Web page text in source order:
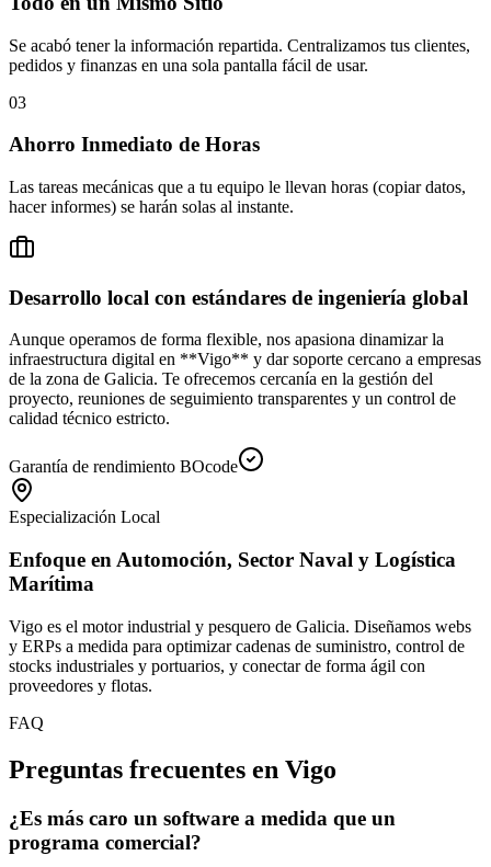
Se acabó tener la información repartida. Centralizamos tus clientes,
pedidos y finanzas en una sola pantalla fácil de usar.
03
Ahorro Inmediato de Horas
Las tareas mecánicas que a tu equipo le llevan horas (copiar datos,
hacer informes) se harán solas al instante.
Desarrollo local con estándares de ingeniería global
Aunque operamos de forma flexible, nos apasiona dinamizar la
infraestructura digital en **Vigo** y dar soporte cercano a empresas
de la zona de Galicia. Te ofrecemos cercanía en la gestión del
proyecto, reuniones de seguimiento transparentes y un control de
calidad técnico estricto.
Garantía de rendimiento BOcode
Especialización Local
Enfoque en Automoción, Sector Naval y Logística
Marítima
Vigo es el motor industrial y pesquero de Galicia. Diseñamos webs
y ERPs a medida para optimizar cadenas de suministro, control de
stocks industriales y portuarios, y conectar de forma ágil con
proveedores y flotas.
FAQ
Preguntas frecuentes en Vigo
¿Es más caro un software a medida que un
programa comercial?